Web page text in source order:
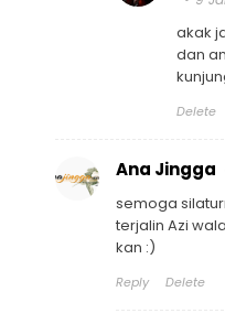
akak
dan
Delete
Ana Jingga
semoga
terjalin Azi
kan :)
Reply Delete